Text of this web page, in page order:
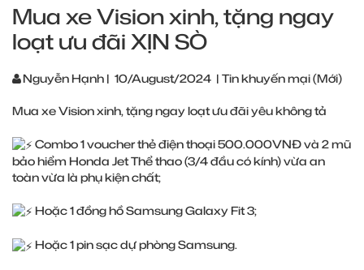
Mua xe Vision xinh, tặng ngay
loạt ưu đãi XỊN SÒ
Nguyễn Hạnh | 10/August/2024 | Tin khuyến mại (Mới)
Mua xe Vision xinh, tặng ngay loạt ưu đãi yêu không tả
Combo 1 voucher thẻ điện thoại 500.000VNĐ và 2 mũ
bảo hiểm Honda Jet Thể thao (3/4 đầu có kính) vừa an
toàn vừa là phụ kiện chất;
Hoặc 1 đồng hồ Samsung Galaxy Fit 3;
Hoặc 1 pin sạc dự phòng Samsung.